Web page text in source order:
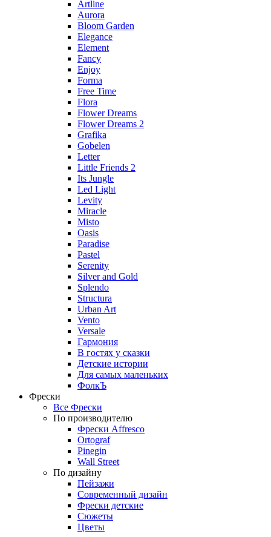
Artline
Aurora
Bloom Garden
Elegance
Element
Fancy
Enjoy
Forma
Free Time
Flora
Flower Dreams
Flower Dreams 2
Grafika
Gobelen
Letter
Little Friends 2
Its Jungle
Led Light
Levity
Miracle
Misto
Oasis
Paradise
Pastel
Serenity
Silver and Gold
Splendo
Structura
Urban Art
Vento
Versale
Гармония
В гостях у сказки
Детские истории
Для самых маленьких
ФолкЪ
Фрески
Все Фрески
По производителю
Фрески Affresco
Ortograf
Pinegin
Wall Street
По дизайну
Пейзажи
Современный дизайн
Фрески детские
Сюжеты
Цветы